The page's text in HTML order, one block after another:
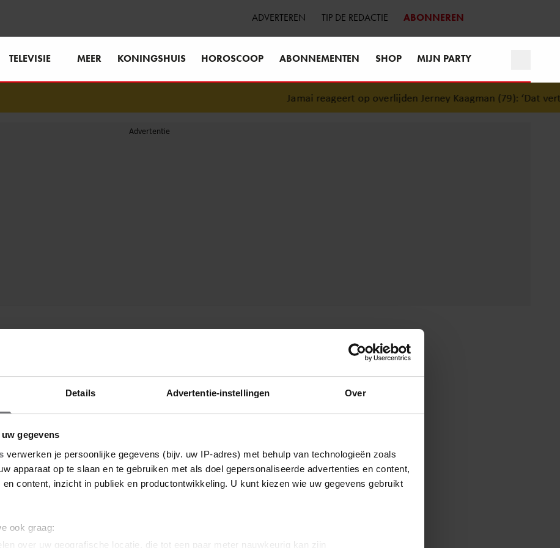
Details Advertentie-instellingen Over
gegevens
verwerken je persoonlijke gegevens (bijv. uw IP-adres) met behulp van technologieën zoals
apparaat op te slaan en te gebruiken met als doel gepersonaliseerde advertenties en content,
en content, inzicht in publiek en productontwikkeling. U kunt kiezen wie uw gegevens gebruikt
ook graag:
over uw geografische locatie, die tot een paar meter nauwkeurig kan zijn
ADVERTEREN TIP DE REDACTIE ABONNEREN
TELEVISIE MEER KONINGSHUIS HOROSCOOP ABONNEMENTEN SHOP MIJN PARTY
Jamai reageert op overlijden Jerney Kaagman (79): ‘Dat